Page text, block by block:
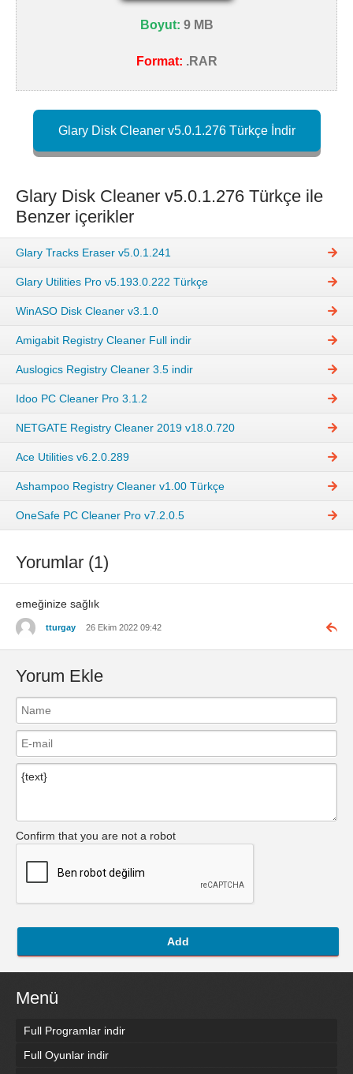
Boyut: 9 MB
Format: .RAR
Glary Disk Cleaner v5.0.1.276 Türkçe İndir
Glary Disk Cleaner v5.0.1.276 Türkçe ile
Benzer içerikler
Glary Tracks Eraser v5.0.1.241
Glary Utilities Pro v5.193.0.222 Türkçe
WinASO Disk Cleaner v3.1.0
Amigabit Registry Cleaner Full indir
Auslogics Registry Cleaner 3.5 indir
Idoo PC Cleaner Pro 3.1.2
NETGATE Registry Cleaner 2019 v18.0.720
Ace Utilities v6.2.0.289
Ashampoo Registry Cleaner v1.00 Türkçe
OneSafe PC Cleaner Pro v7.2.0.5
Yorumlar (1)
emeğinize sağlık
tturgay 26 Ekim 2022 09:42
Yorum Ekle
Confirm that you are not a robot
Add
Menü
Full Programlar indir
Full Oyunlar indir